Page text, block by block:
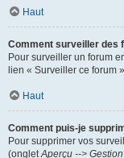
Haut
Comment surveiller des
Pour surveiller un forum
lien « Surveiller ce forum
Haut
Comment puis-je
Pour supprimer vos
(ongletAperçu -->